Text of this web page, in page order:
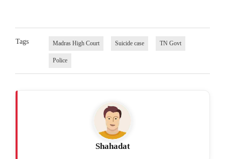
Tags Madras High Court Suicide case TN Govt
Police
Shahadat